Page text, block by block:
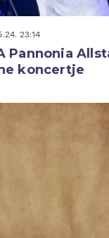
23:14
Pannonia
koncertje